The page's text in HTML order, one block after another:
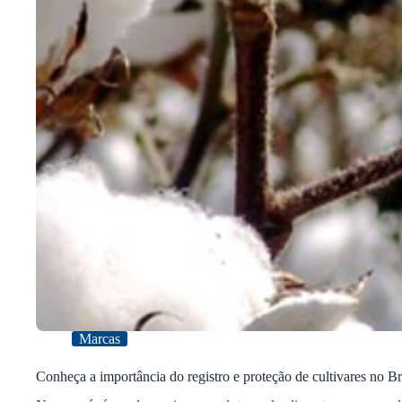
Marcas
Conheça a importância do registro e proteção de cultivares no